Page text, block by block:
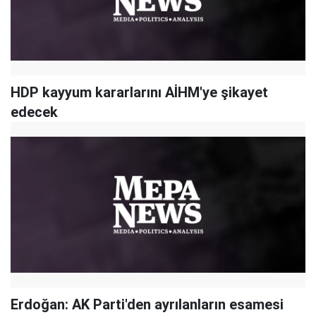
HDP kayyum kararlarını AİHM'ye şikayet
edecek
Erdoğan: AK Parti'den ayrılanların esamesi